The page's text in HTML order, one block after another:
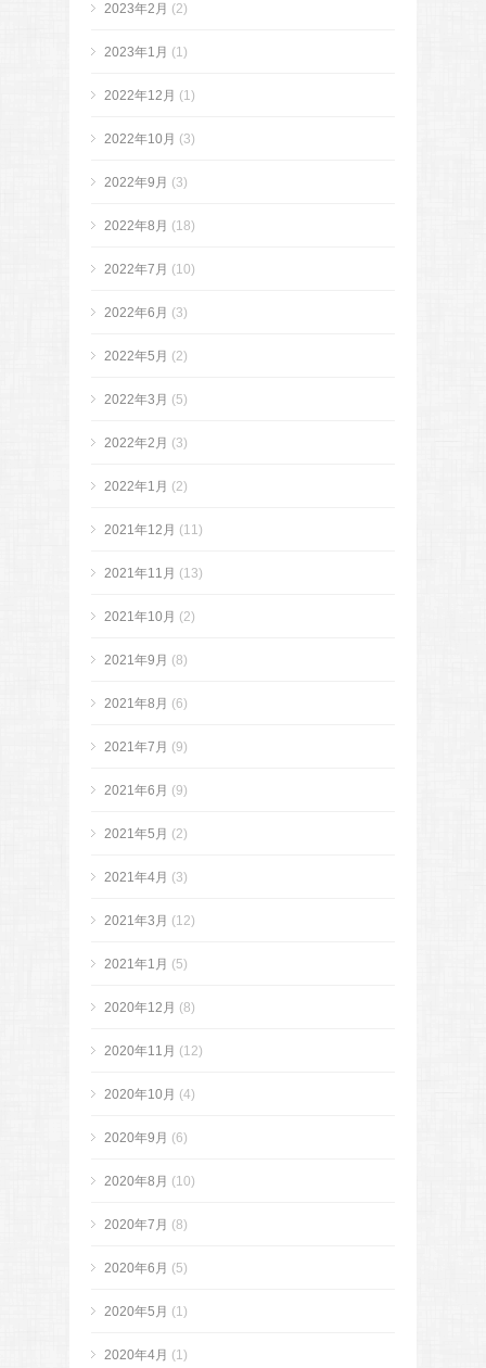
2023年2月 (2)
2023年1月 (1)
2022年12月 (1)
2022年10月 (3)
2022年9月 (3)
2022年8月 (18)
2022年7月 (10)
2022年6月 (3)
2022年5月 (2)
2022年3月 (5)
2022年2月 (3)
2022年1月 (2)
2021年12月 (11)
2021年11月 (13)
2021年10月 (2)
2021年9月 (8)
2021年8月 (6)
2021年7月 (9)
2021年6月 (9)
2021年5月 (2)
2021年4月 (3)
2021年3月 (12)
2021年1月 (5)
2020年12月 (8)
2020年11月 (12)
2020年10月 (4)
2020年9月 (6)
2020年8月 (10)
2020年7月 (8)
2020年6月 (5)
2020年5月 (1)
2020年4月 (1)